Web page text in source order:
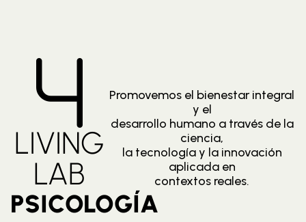
LIVING
LAB
PSICOLOGÍA
Promovemos el bienestar integral
y el
desarrollo humano a través de la
ciencia,
la tecnología y la innovación
aplicada en
contextos reales.